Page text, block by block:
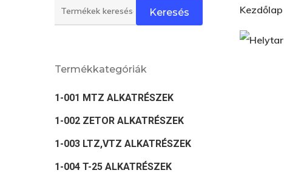
Keresés
a
Keresés
Termékkategóriák
1-001 MTZ ALKATRÉSZEK
1-002 ZETOR ALKATRÉSZEK
1-003 LTZ,VTZ ALKATRÉSZEK
1-004 T-25 ALKATRÉSZEK
Kezdőlap